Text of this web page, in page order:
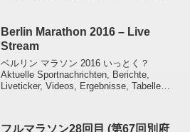
もねぇ、ハナから 5km 連続は無理、さ...
Berlin Marathon 2016 – Live
Stream
ベルリン マラソン 2016 いっとく？
Aktuelle Sportnachrichten, Berichte,
Liveticker, Videos, Ergebnisse, Tabellen,
フルマラソン28回目 (第67回別府